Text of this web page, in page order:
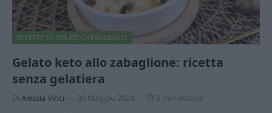
RICETTE DI GELATI CHETOGENICI
Gelato keto allo zabaglione: ricetta
senza gelatiera
Di Alessia Vinci 30 Maggio 2024
5 min lettura